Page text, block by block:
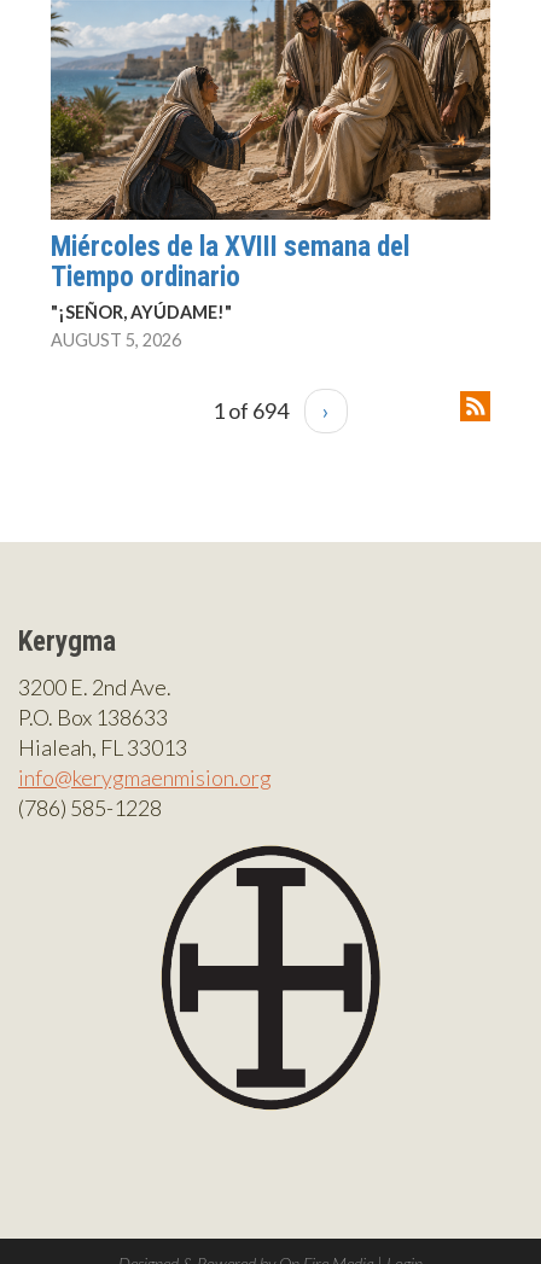
Miércoles de la XVIII semana del
Tiempo ordinario
"¡SEÑOR, AYÚDAME!"
AUGUST 5, 2026
1 of 694 ›
Kerygma
3200 E. 2nd Ave.
P.O. Box 138633
Hialeah, FL 33013
info@kerygmaenmision.org
(786) 585-1228